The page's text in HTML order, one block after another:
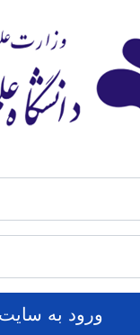
ورود به سایت